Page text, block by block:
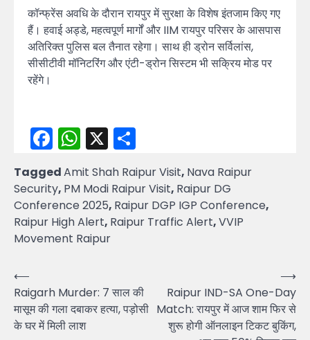
कॉन्फ्रेंस अवधि के दौरान रायपुर में सुरक्षा के विशेष इंतजाम किए गए
हैं। हवाई अड्डे, महत्वपूर्ण मार्गों और IIM रायपुर परिसर के आसपास
अतिरिक्त पुलिस बल तैनात रहेगा। साथ ही ड्रोन सर्विलांस,
सीसीटीवी मॉनिटरिंग और एंटी-ड्रोन सिस्टम भी सक्रिय मोड पर
रहेंगे।
Facebook
WhatsApp
X
TaggedAmit Shah Raipur Visit, Nava Raipur
Security, PM Modi Raipur Visit, Raipur DG
Conference 2025, Raipur DGP IGP Conference,
Raipur High Alert, Raipur Traffic Alert,VVIP
Movement Raipur
Post
navigation
⟵
Raigarh Murder: 7 साल की
मासूम की गला दबाकर हत्या, पड़ोसी
के घर में मिली लाश
Raipur IND-SA One-Day
Match: रायपुर में आज शाम फिर से
शुरू होगी ऑनलाइन टिकट बुकिंग,
⟶